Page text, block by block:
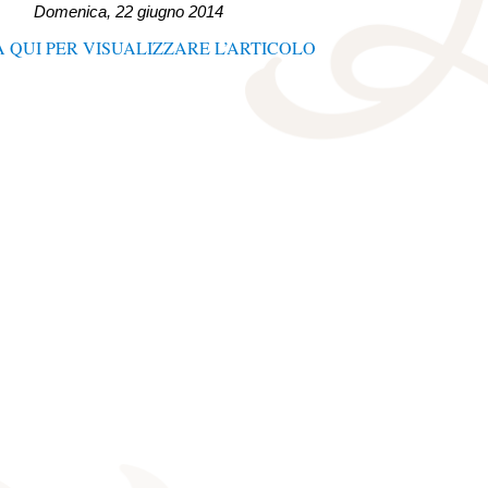
Domenica, 22 giugno 2014
QUI PER VISUALIZZARE L’ARTICOLO